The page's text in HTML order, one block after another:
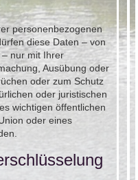
personenbezogenen
diese Daten – von
nur mit Ihrer
Ausübung oder
oder zum Schutz
oder juristischen
wichtigen öffentlichen
oder eines